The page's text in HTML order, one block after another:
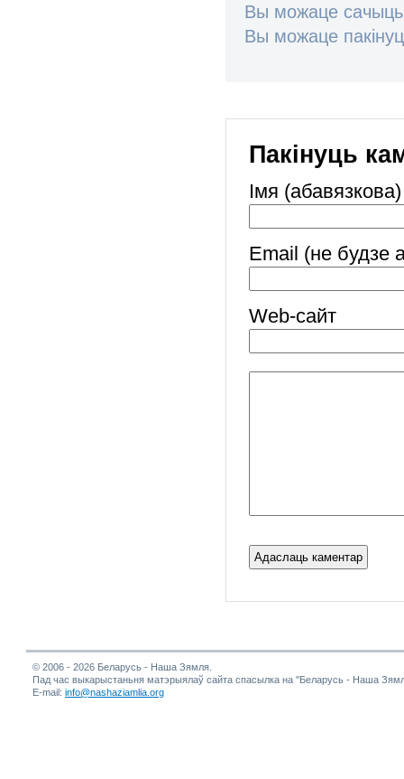
Вы можаце
Вы можаце
Пакінуць
Імя (абавязкова)
Email (не будзе
Web-cайт
© 2006 - 2026 Беларусь - Наша Зямля.
Пад час выкарыстаньня матэрыялаў сайта спасылка на "Беларусь - Наша
E-mail: info@nashaziamlia.org